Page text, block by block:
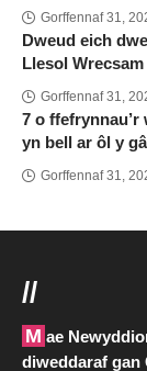
Gorffennaf 31,
Dweud eich
Llesol Wrecsam
Gorffennaf 31,
7 o ffefrynnau’r
yn bell ar ôl y
Gorffennaf 31,
//
Mae Newyddion y Cyngor yn darparu’r holl newyddion
diweddaraf gan